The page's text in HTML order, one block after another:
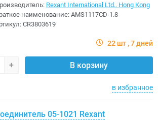
Rexant International Ltd., Hong Kong
наименование: AMS1117CD-1.8
CR3803619
22 шт 7 дней
+ В корзину
в избранное
05-1021 Rexant